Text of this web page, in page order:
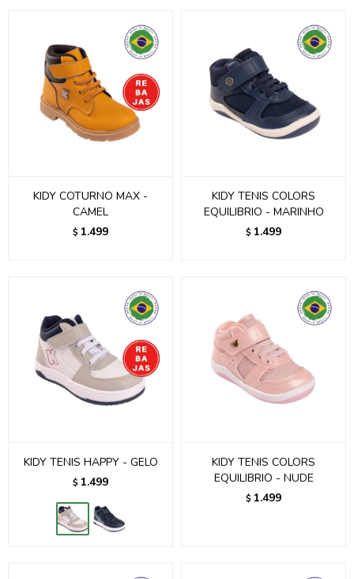
KIDY COTURNO MAX -
CAMEL
$ 1.499
KIDY TENIS COLORS
EQUILIBRIO - MARINHO
$ 1.499
KIDY TENIS HAPPY - GELO
$ 1.499
KIDY TENIS COLORS
EQUILIBRIO - NUDE
$ 1.499